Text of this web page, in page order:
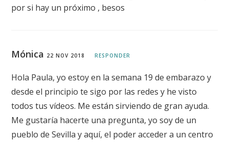
por si hay un próximo , besos
Mónica 22 NOV 2018 RESPONDER
Hola Paula, yo estoy en la semana 19 de embarazo y
desde el principio te sigo por las redes y he visto
todos tus vídeos. Me están sirviendo de gran ayuda.
Me gustaría hacerte una pregunta, yo soy de un
pueblo de Sevilla y aquí, el poder acceder a un centro